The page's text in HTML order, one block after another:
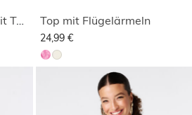
Flauschiges Oberteil mit Tunnelzug Top mit Flügelärmeln
24,99 €